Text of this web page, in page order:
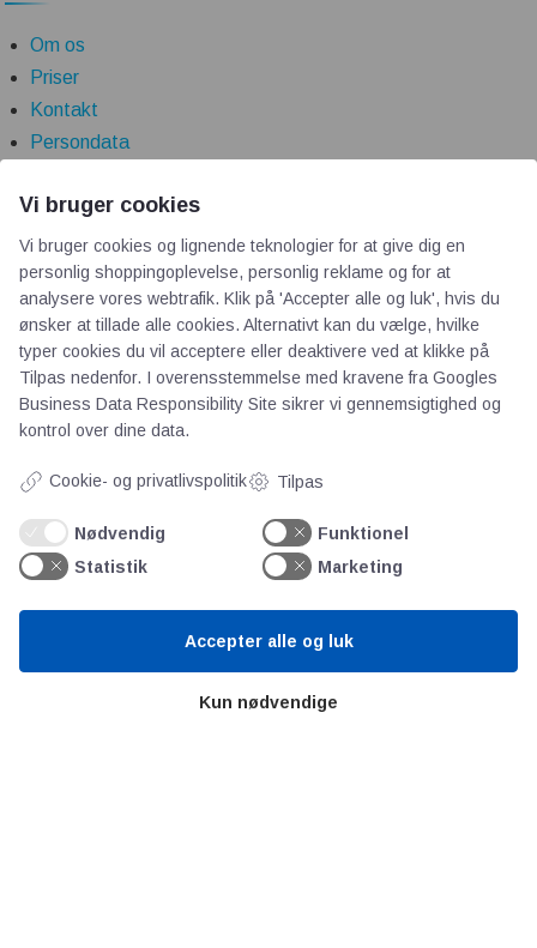
Om os
Priser
Kontakt
Persondata
Videncentre
Teknologisk Institut
Bitva
Videncentre
Litteratur
Forkortelser
Værd at besøge
Vi bruger cookies
Vi bruger cookies og lignende teknologier for at give dig en
personlig shoppingoplevelse, personlig reklame og for at
analysere vores webtrafik. Klik på 'Accepter alle og luk', hvis du
ønsker at tillade alle cookies. Alternativt kan du vælge, hvilke
typer cookies du vil acceptere eller deaktivere ved at klikke på
Tilpas nedenfor. I overensstemmelse med kravene fra Googles
Business Data Responsibility Site sikrer vi gennemsigtighed og
kontrol over dine data.
Cookie- og privatlivspolitik Tilpas
Nødvendig
Funktionel
Statistik
Marketing
Kun nødvendige
Accepter alle og luk